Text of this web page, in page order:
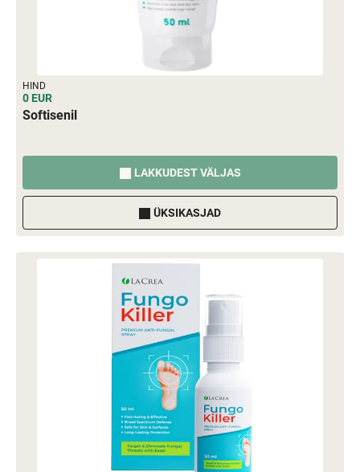
HIND
0 EUR
Softisenil
LAKKUDEST VÄLJAS
ÜKSIKASJAD